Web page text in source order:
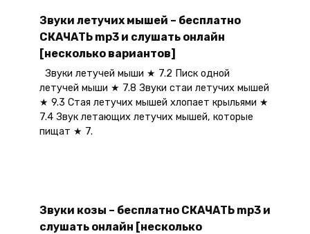
Звуки летучих мышей – бесплатно
СКАЧАТЬ mp3 и слушать онлайн
[несколько вариантов]
Звуки летучей мыши ★ 7.2 Писк одной
летучей мыши ★ 7.8 Звуки стаи летучих мышей
★ 9.3 Стая летучих мышей хлопает крыльями ★
7.4 Звук летающих летучих мышей, которые
пищат ★ 7.
Звуки козы – бесплатно СКАЧАТЬ mp3 и
слушать онлайн [несколько